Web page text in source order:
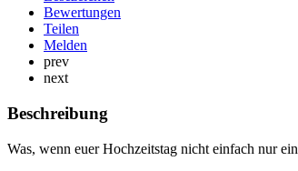
Bewertungen
Teilen
Melden
prev
next
Beschreibung
Was, wenn euer Hochzeitstag nicht einfach nur